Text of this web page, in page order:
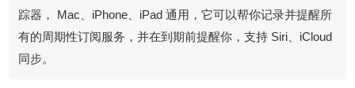
踪器， Mac、iPhone、iPad 通用，它可以帮你记录并提醒所
有的周期性订阅服务，并在到期前提醒你，支持 Siri、iCloud
同步。